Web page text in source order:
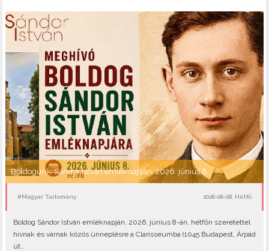
Boldogunk, Sándor István emléknapján: 2026. június 8.
#Magyar Tartomány 2026-06-08, Hétfő
Boldog Sándor István emléknapján, 2026. június 8-án, hétfőn szeretettel
hívnak és várnak közös ünneplésre a Clarisseumba (1045 Budapest, Árpád
út..